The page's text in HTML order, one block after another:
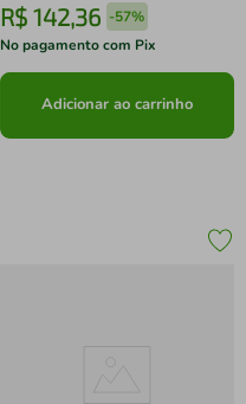
R$ 142,36 -57%
No pagamento com Pix
Adicionar ao carrinho